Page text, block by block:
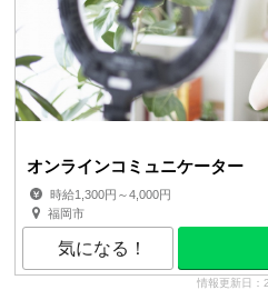
オンラインコミュニケーター
時給1,300円～4,000円
福岡市
気になる！
情報更新日